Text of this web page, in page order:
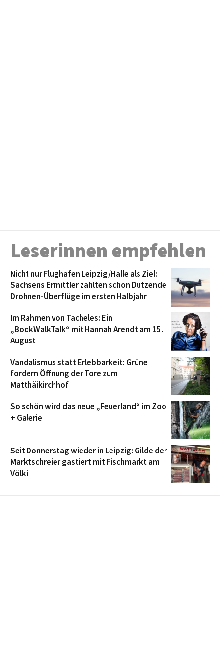
Leserinnen empfehlen
Nicht nur Flughafen Leipzig/Halle als Ziel:
Sachsens Ermittler zählten schon Dutzende
Drohnen-Überflüge im ersten Halbjahr
Im Rahmen von Tacheles: Ein
„BookWalkTalk“ mit Hannah Arendt am 15.
August
Vandalismus statt Erlebbarkeit: Grüne
fordern Öffnung der Tore zum
Matthäikirchhof
So schön wird das neue „Feuerland“ im Zoo
+ Galerie
Seit Donnerstag wieder in Leipzig: Gilde der
Marktschreier gastiert mit Fischmarkt am
Völki